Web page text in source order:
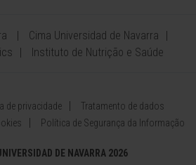
Cima Universidad de Navarra
Instituto de Nutrição e Saúde
de privacidade
Tratamento de dados
Política de Segurança da Informação
DE NAVARRA 2026